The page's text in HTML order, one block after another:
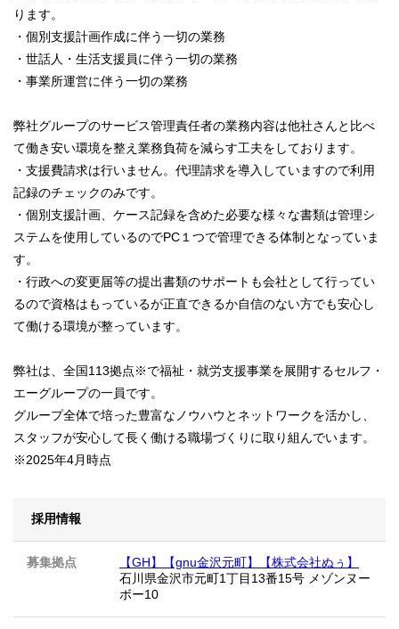
ります。
・個別支援計画作成に伴う一切の業務
・世話人・生活支援員に伴う一切の業務
・事業所運営に伴う一切の業務
弊社グループのサービス管理責任者の業務内容は他社さんと比べ
て働き安い環境を整え業務負荷を減らす工夫をしております。
・支援費請求は行いません。代理請求を導入していますので利用
記録のチェックのみです。
・個別支援計画、ケース記録を含めた必要な様々な書類は管理シ
ステムを使用しているのでPC１つで管理できる体制となっていま
す。
・行政への変更届等の提出書類のサポートも会社として行ってい
るので資格はもっているが正直できるか自信のない方でも安心し
て働ける環境が整っています。
弊社は、全国113拠点※で福祉・就労支援事業を展開するセルフ・
エーグループの一員です。
グループ全体で培った豊富なノウハウとネットワークを活かし、
スタッフが安心して長く働ける職場づくりに取り組んでいます。
※2025年4月時点
採用情報
募集拠点
【GH】【gnu金沢元町】【株式会社ぬぅ】
石川県金沢市元町1丁目13番15号 メゾンヌー
ボー10